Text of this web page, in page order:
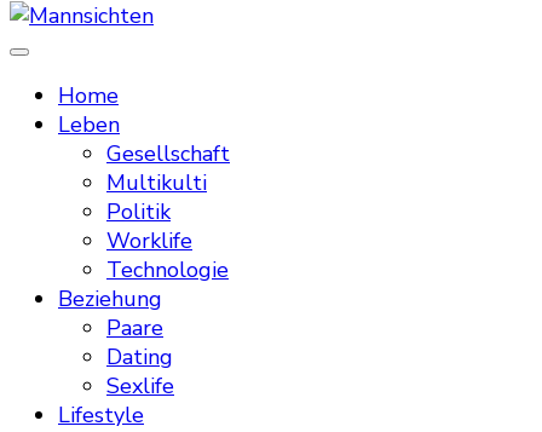
Mannsichten
Home
Leben
Gesellschaft
Multikulti
Politik
Worklife
Technologie
Beziehung
Paare
Dating
Sexlife
Lifestyle